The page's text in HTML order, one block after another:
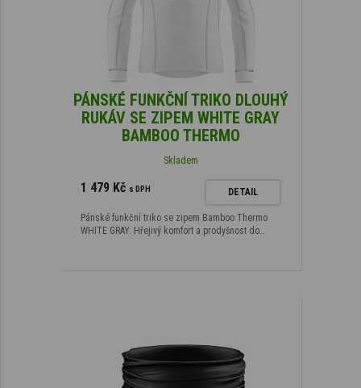
PÁNSKÉ FUNKČNÍ TRIKO DLOUHÝ
RUKÁV SE ZIPEM WHITE GRAY
BAMBOO THERMO
Skladem
1 479 Kč s DPH DETAIL
Pánské funkční triko se zipem Bamboo Thermo
WHITE GRAY. Hřejivý komfort a prodyšnost do…